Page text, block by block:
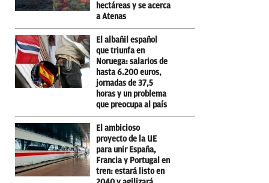
hectáreas y se acerca
a Atenas
El albañil español
que triunfa en
Noruega: salarios de
hasta 6.200 euros,
jornadas de 37,5
horas y un problema
que preocupa al país
El ambicioso
proyecto de la UE
para unir España,
Francia y Portugal en
tren: estará listo en